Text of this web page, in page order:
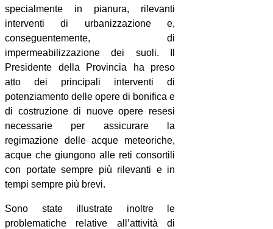
specialmente in pianura, rilevanti
interventi di urbanizzazione e,
conseguentemente, di
impermeabilizzazione dei suoli. Il
Presidente della Provincia ha preso
atto dei principali interventi di
potenziamento delle opere di bonifica e
di costruzione di nuove opere resesi
necessarie per assicurare la
regimazione delle acque meteoriche,
acque che giungono alle reti consortili
con portate sempre più rilevanti e in
tempi sempre più brevi.
Sono state illustrate inoltre le
problematiche relative all’attività di